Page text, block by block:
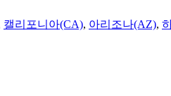
캘리포니아(CA), 아리조나(AZ),